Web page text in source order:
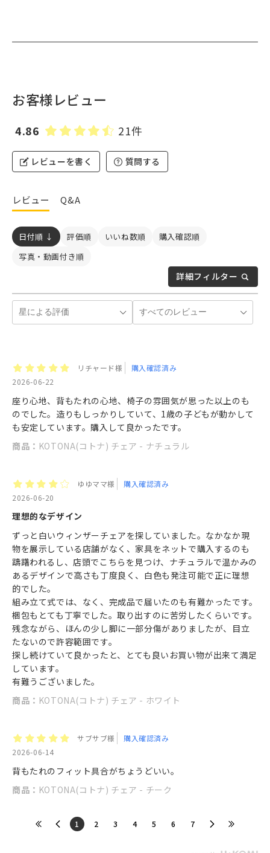
お客様レビュー
4.86 21件
レビューを書く 質問する
レビュー Q&A
詳細フィルター
日付順 ↓ 評価順 いいね数順
購入確認順
写真・動画付き順
リチャード様
購入確認済み
2026-06-22
座り心地、背もたれの心地、椅子の雰囲気が思った以上のも
のでした。造りもしっかりしていて、1歳の子どもが動かして
も安定しています。購入して良かったです。
商品： KOTONA(コトナ) チェア - ナチュラル
ゆゆママ様
購入確認済み
2026-06-20
理想的なデザイン
ずっと白いウィンザーチェアを探していました。なかなか現
物を展示している店舗がなく、家具をネットで購入するのも
躊躇われるし、店頭でこちらを見つけ、ナチュラルで温かみの
あるデザインで高さも丁度良く、白色も発注可能で正に理想
的でした。
組み立て式では、なく、完成品で届いたのも有難かったです。
梱包もとても丁寧でした。取り出すのに苦労したくらいです。
残念ながら、ほんの少し脚に一部分傷がありましたが、目立
たないので許容範囲です。
探し続けていて良かったと、とても良いお買い物が出来て満足
しています。
有難うございました。
商品： KOTONA(コトナ) チェア - ホワイト
サブサブ様
購入確認済み
2026-06-14
背もたれのフィット具合がちょうどいい。
商品： KOTONA(コトナ) チェア - チーク
​1 ​2 ​3 ​4 ​5 ​6 ​7